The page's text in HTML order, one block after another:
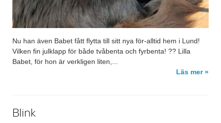
Nu han även Babet fått flytta till sitt nya för-alltid hem i Lund!
Vilken fin julklapp för både tvåbenta och fyrbenta! ?? Lilla
Babet, för hon är verkligen liten,...
Läs mer »
Blink